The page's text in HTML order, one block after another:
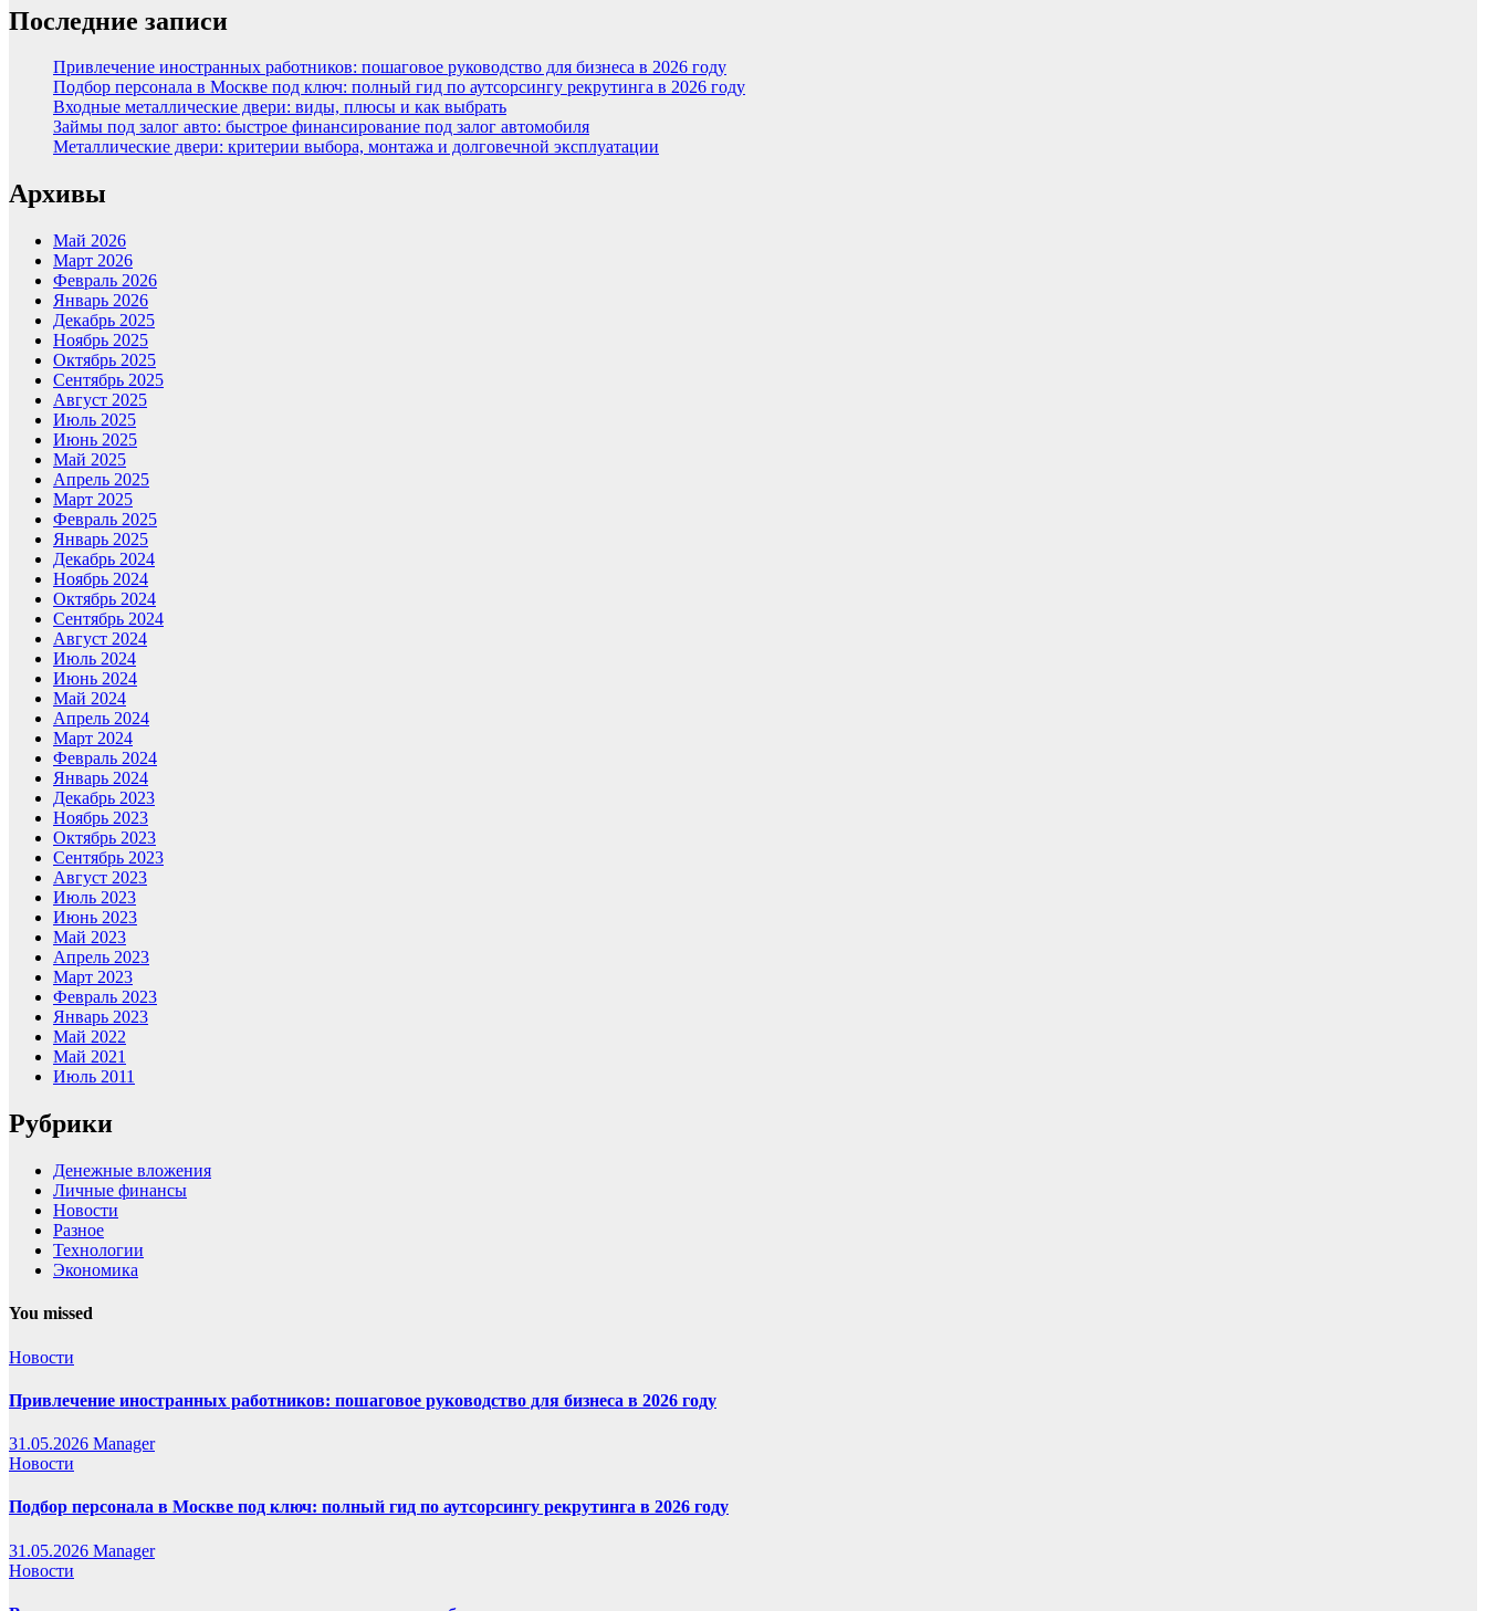
Последние записи
Привлечение иностранных работников: пошаговое руководство для бизнеса в 2026 году
Подбор персонала в Москве под ключ: полный гид по аутсорсингу рекрутинга в 2026 году
Входные металлические двери: виды, плюсы и как выбрать
Займы под залог авто: быстрое финансирование под залог автомобиля
Металлические двери: критерии выбора, монтажа и долговечной эксплуатации
Архивы
Май 2026
Март 2026
Февраль 2026
Январь 2026
Декабрь 2025
Ноябрь 2025
Октябрь 2025
Сентябрь 2025
Август 2025
Июль 2025
Июнь 2025
Май 2025
Апрель 2025
Март 2025
Февраль 2025
Январь 2025
Декабрь 2024
Ноябрь 2024
Октябрь 2024
Сентябрь 2024
Август 2024
Июль 2024
Июнь 2024
Май 2024
Апрель 2024
Март 2024
Февраль 2024
Январь 2024
Декабрь 2023
Ноябрь 2023
Октябрь 2023
Сентябрь 2023
Август 2023
Июль 2023
Июнь 2023
Май 2023
Апрель 2023
Март 2023
Февраль 2023
Январь 2023
Май 2022
Май 2021
Июль 2011
Рубрики
Денежные вложения
Личные финансы
Новости
Разное
Технологии
Экономика
You missed
Новости
Привлечение иностранных работников: пошаговое руководство для бизнеса в 2026 году
31.05.2026 Manager
Новости
Подбор персонала в Москве под ключ: полный гид по аутсорсингу рекрутинга в 2026 году
31.05.2026 Manager
Новости